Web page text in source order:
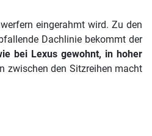
eingerahmt wird. Zu den
Dachlinie bekommt der
bei Lexus gewohnt, in hoher
zwischen den Sitzreihen macht